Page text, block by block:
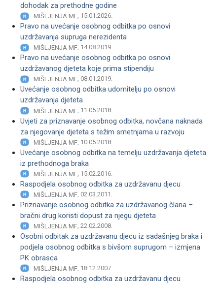
dohodak za prethodne godine
MIŠLJENJA MF, 15.01.2026.
Pravo na uvećanje osobnog odbitka po osnovi
uzdržavanja supruga nerezidenta
MIŠLJENJA MF, 14.08.2019.
Pravo na uvećanje osobnog odbitka po osnovi
uzdržavanog djeteta koje prima stipendiju
MIŠLJENJA MF, 08.01.2019.
Uvećanje osobnog odbitka udomitelju po osnovi
uzdržavanja djeteta
MIŠLJENJA MF, 11.05.2018.
Uvjeti za priznavanje osobnog odbitka, novčana naknada
za njegovanje djeteta s težim smetnjama u razvoju
MIŠLJENJA MF , 10.05.2018.
Uvećanje osobnog odbitka na temelju uzdržavanja djeteta
iz prethodnoga braka
MIŠLJENJA MF , 15.02.2016.
Raspodjela osobnog odbitka za uzdržavanu djecu
MIŠLJENJA MF , 02.03.2011.
Priznavanje osobnog odbitka za uzdržavanog člana –
bračni drug koristi dopust za njegu djeteta
MIŠLJENJA MF , 22.02.2008.
Osobni odbitak za uzdržavanu djecu iz sadašnjeg braka i
podjela osobnog odbitka s bivšom suprugom – izmjena
PK obrasca
MIŠLJENJA MF , 18.12.2007.
Raspodjela osobnog odbitka za uzdržavanu djecu